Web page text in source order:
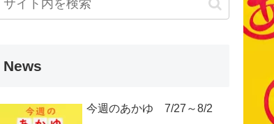
News
今週のあかゆ 7/27～8/2